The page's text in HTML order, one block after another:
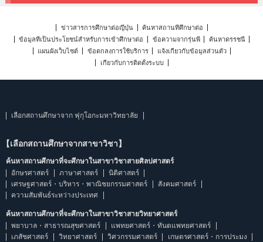
ข่าวสารการศึกษาต่อญี่ปุ่น
ค้นหาสถานที่ศึกษาต่อ
ข้อมูลที่เป็นประโยชน์สำหรับการเข้าศึกษาต่อ
ข้อความจากรุ่นพี่
ค้นหาดรรชนี
แผนผังเว็บไซต์
ข้อตกลงการใช้บริการ
แจ้งเกี่ยวกับข้อมูลส่วนตัว
เกี่ยวกับการติดตั้งระบบ
เลือกสถานศึกษาจาก ฟุกุโอกะมหาวิทยาลัย
【เลือกสถานศึกษาจากสาขาวิชา】
ค้นหาสถานศึกษาที่จะศึกษาในสาขาวิชาสายศิลปศาสตร์
อักษรศาสตร์
ภาษาศาสตร์
นิติศาสตร์
เศรษฐศาสตร์・บริหาร・พาณิชยกรรมศาสตร์
สังคมศาสตร์
ความสัมพันธ์ระหว่างประเทศ
ค้นหาสถานศึกษาที่จะศึกษาในสาขาวิชาสายวิทยาศาสตร์
พยาบาล・สาธารณสุขศาสตร์
แพทยศาสตร์・ทันตแพทยศาสตร์
เภสัชศาสตร์
วิทยาศาสตร์ วิศวกรรมศาสตร์ เกษตรศาสตร์・การประมง